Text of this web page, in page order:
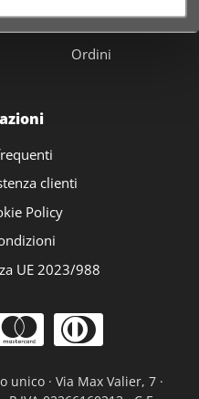
Ordini
clienti
Policy
UE 2023/988
unico · Via Max Valier, 7 ·